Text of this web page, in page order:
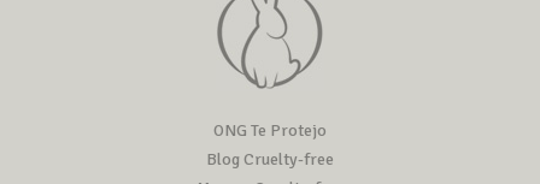
ONG Te Protejo
Blog Cruelty-free